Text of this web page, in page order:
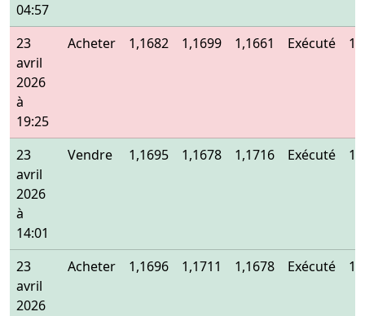
04:57
23
avril
2026
à
19:25
Acheter 1,1682 1,1699 1,1661 Exécuté
23
avril
2026
à
14:01
Vendre 1,1695 1,1678 1,1716 Exécuté
23
avril
2026
Acheter 1,1696 1,1711 1,1678 Exécuté